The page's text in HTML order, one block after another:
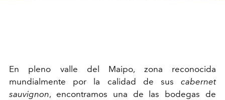
En pleno valle del Maipo, zona reconocida
mundialmente por la calidad de sus cabernet
sauvignon, encontramos una de las bodegas de